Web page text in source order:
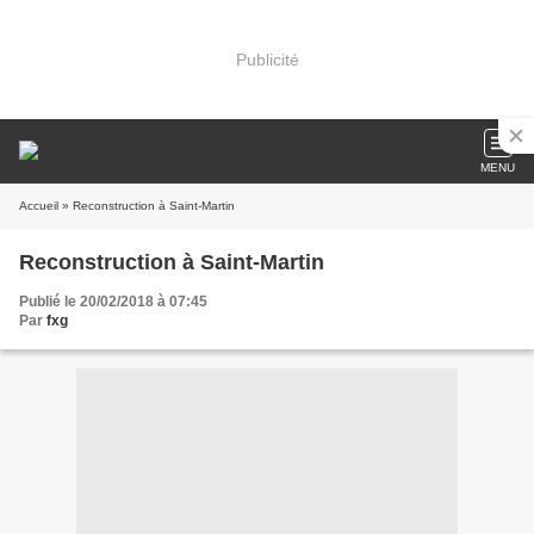
Publicité
MENU
Accueil » Reconstruction à Saint-Martin
Reconstruction à Saint-Martin
Publié le 20/02/2018 à 07:45
Par fxg